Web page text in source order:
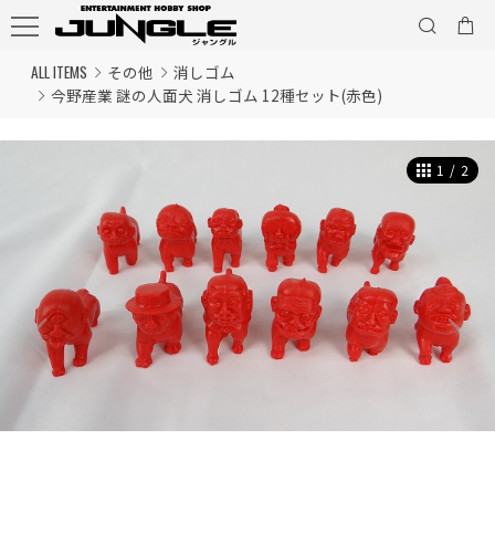
ALL ITEMS その他
消しゴム
今野産業 謎の人面犬 消しゴム 12種セット(赤色)
1 / 2